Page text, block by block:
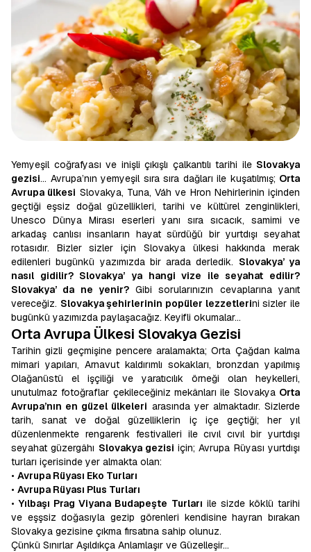
Yemyeşil coğrafyası ve inişli çıkışlı çalkantılı tarihi ile Slovakya
gezisi… Avrupa’nın yemyeşil sıra sıra dağları ile kuşatılmış; Orta
Avrupa ülkesi Slovakya, Tuna, Váh ve Hron Nehirlerinin içinden
geçtiği eşsiz doğal güzellikleri, tarihi ve kültürel zenginlikleri,
Unesco Dünya Mirası eserleri yanı sıra sıcacık, samimi ve
arkadaş canlısı insanların hayat sürdüğü bir yurtdışı seyahat
rotasıdır. Bizler sizler için Slovakya ülkesi hakkında merak
edilenleri bugünkü yazımızda bir arada derledik. Slovakya’ ya
nasıl gidilir? Slovakya’ ya hangi vize ile seyahat edilir?
Slovakya’ da ne yenir? Gibi sorularınızın cevaplarına yanıt
vereceğiz. Slovakya şehirlerinin popüler lezzetlerini sizler ile
bugünkü yazımızda paylaşacağız. Keyifli okumalar…
Orta Avrupa Ülkesi Slovakya Gezisi
Tarihin gizli geçmişine pencere aralamakta; Orta Çağdan kalma
mimari yapıları, Arnavut kaldırımlı sokakları, bronzdan yapılmış
Olağanüstü el işçiliği ve yaratıcılık örneği olan heykelleri,
unutulmaz fotoğraflar çekileceğiniz mekânları ile Slovakya Orta
Avrupa’nın en güzel ülkeleri arasında yer almaktadır. Sizlerde
tarih, sanat ve doğal güzelliklerin iç içe geçtiği; her yıl
düzenlenmekte rengarenk festivalleri ile cıvıl cıvıl bir yurtdışı
seyahat güzergâhı Slovakya gezisi için; Avrupa Rüyası yurtdışı
turları içerisinde yer almakta olan:
• Avrupa Rüyası Eko Turları
• Avrupa Rüyası Plus Turları
•Yılbaşı Prag Viyana Budapeşte Turları ile sizde köklü tarihi
ve eşşsiz doğasıyla gezip görenleri kendisine hayran bırakan
Slovakya gezisine çıkma fırsatına sahip olunuz.
Çünkü Sınırlar Aşıldıkça Anlamlaşır ve Güzelleşir…